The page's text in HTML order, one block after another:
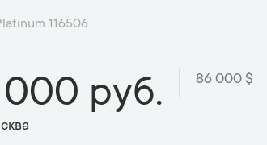
116506
000 руб. 86 000 $